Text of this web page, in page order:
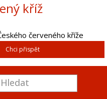
kříž
červeného kříže
Chci přispět